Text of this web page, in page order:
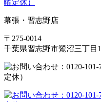
幕張・習志野店
〒275-0014
千葉県習志野市鷺沼三丁目